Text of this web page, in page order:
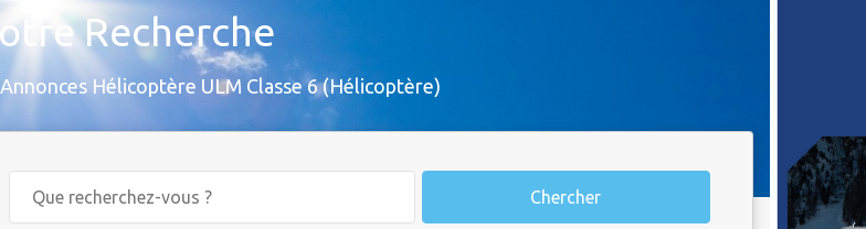
Recherche
Hélicoptère ULM Classe 6 (Hélicoptère)
Chercher